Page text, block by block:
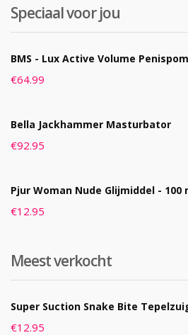
Speciaal voor jou
BMS - Lux Active Volume
€64.99
Bella Jackhammer Masturbator
€92.95
Pjur Woman Nude Glijmiddel - 100
€12.95
Meest verkocht
Super Suction Snake Bite
€12.95